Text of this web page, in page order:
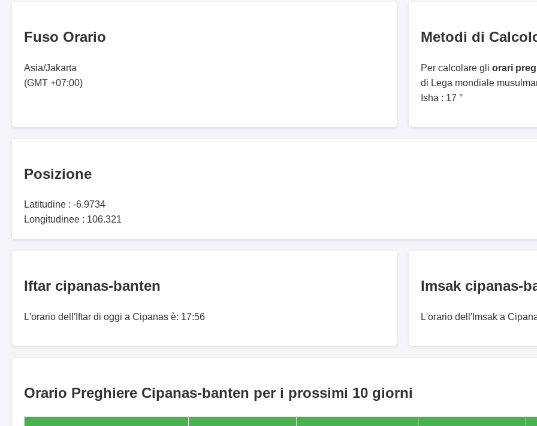
Fuso Orario
Asia/Jakarta
(GMT +07:00)
Metodi di
Per calcolare gli orari
di Lega mondiale
Isha : 17 °
Posizione
Latitudine : -6.9734
Longitudinee : 106.321
Iftar cipanas-banten
L'orario dell'Iftar di oggi a Cipanas è: 17:56
Imsak cipanas-
L'orario dell'Imsak a
Orario Preghiere Cipanas-banten per i prossimi 10 giorni